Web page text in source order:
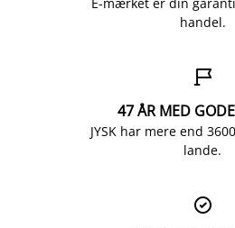
handel.

47 ÅR MED
JYSK har mere end
lande.
